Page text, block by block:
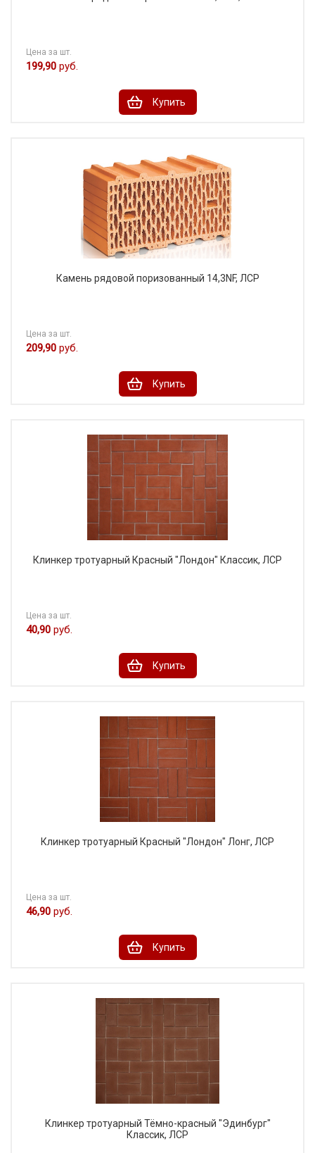
Цена за шт.
199,90 руб.
Купить
Камень рядовой поризованный 14,3NF, ЛСР
Цена за шт.
209,90 руб.
Купить
Клинкер тротуарный Красный "Лондон" Классик, ЛСР
Цена за шт.
40,90 руб.
Купить
Клинкер тротуарный Красный "Лондон" Лонг, ЛСР
Цена за шт.
46,90 руб.
Купить
Клинкер тротуарный Тёмно-красный "Эдинбург"
Классик, ЛСР